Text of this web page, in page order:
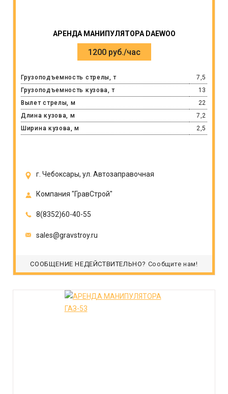
АРЕНДА МАНИПУЛЯТОРА DAEWOO
1200 руб./час
Грузоподъемность стрелы, т
7,5
Грузоподъемность кузова, т
13
Вылет стрелы, м
22
Длина кузова, м
7,2
Ширина кузова, м
2,5
г. Чебоксары, ул. Автозаправочная
Компания "ГравСтрой"
8(8352)60-40-55
sales@gravstroy.ru
СООБЩЕНИЕ НЕДЕЙСТВИТЕЛЬНО? Сообщите нам!